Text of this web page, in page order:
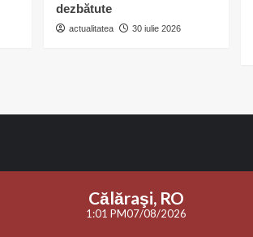
dezbătute
actualitatea 30 iulie 2026
Călăraşi, RO
1:01 PM07/08/2026